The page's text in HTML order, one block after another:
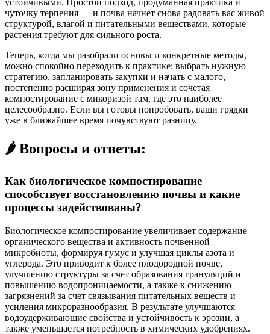
устойчивыми. Простой подход, продуманная практика и
чуточку терпения — и почва начнет снова радовать вас живой
структурой, влагой и питательными веществами, которые
растения требуют для сильного роста.
Теперь, когда мы разобрали основы и конкретные методы,
можно спокойно переходить к практике: выбрать нужную
стратегию, запланировать закупки и начать с малого,
постепенно расширяя зону применения и сочетая
компостирование с микоризой там, где это наиболее
целесообразно. Если вы готовы попробовать, ваши грядки
уже в ближайшее время почувствуют разницу.
🌶️ Вопросы и ответы:
Как биологическое компостирование
способствует восстановлению почвы и какие
процессы задействованы?
Биологическое компостирование увеличивает содержание
органического вещества и активность почвенной
микробиоты, формируя гумус и улучшая циклы азота и
углерода. Это приводит к более плодородной почве,
улучшению структуры за счет образования грануляций и
повышению водопроницаемости, а также к снижению
загрязнений за счет связывания питательных веществ и
усиления микроразнообразия. В результате улучшаются
водоудерживающие свойства и устойчивость к эрозии, а
также уменьшается потребность в химических удобрениях.